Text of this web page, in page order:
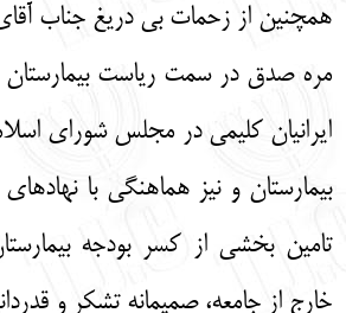
همچنین از زحمات بی دریغ جناب
مره صدق در سمت ریاست بیمارستان و
ایرانیان کلیمی در مجلس شورای
بیمارستان و نیز هماهنگی با
تامین بخشی از کسر بودجه
خارج از جامعه، صمیمانه تشکر و